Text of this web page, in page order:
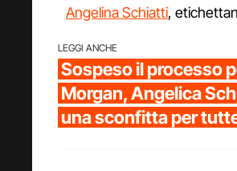
Angelina Schiatti,
LEGGI ANCHE
Sospeso il processo
Morgan, Angelica
una sconfitta per